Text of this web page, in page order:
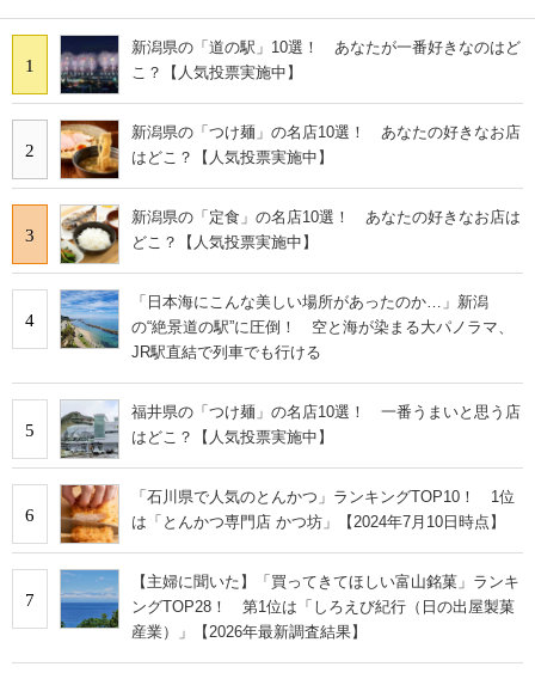
1
新潟県の「道の駅」10選！ あなたが一番好きなのはど
こ？【人気投票実施中】
2
新潟県の「つけ麺」の名店10選！ あなたの好きなお店
はどこ？【人気投票実施中】
3
新潟県の「定食」の名店10選！ あなたの好きなお店は
どこ？【人気投票実施中】
4
「日本海にこんな美しい場所があったのか…」新潟
の“絶景道の駅”に圧倒！ 空と海が染まる大パノラマ、
JR駅直結で列車でも行ける
5
福井県の「つけ麺」の名店10選！ 一番うまいと思う店
はどこ？【人気投票実施中】
6
「石川県で人気のとんかつ」ランキングTOP10！ 1位
は「とんかつ専門店 かつ坊」【2024年7月10日時点】
7
【主婦に聞いた】「買ってきてほしい富山銘菓」ランキ
ングTOP28！ 第1位は「しろえび紀行（日の出屋製菓
産業）」【2026年最新調査結果】